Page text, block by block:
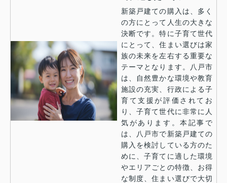
新築戸建ての購入は、多く
の方にとって人生の大きな
決断です。特に子育て世代
にとって、住まい選びは家
族の未来を左右する重要な
テーマとなります。八戸市
は、自然豊かな環境や教育
施設の充実、行政による子
育て支援が評価されてお
り、子育て世代に非常に人
気があります。本記事で
は、八戸市で新築戸建ての
購入を検討している方のた
めに、子育てに適した環境
やエリアごとの特徴、お得
な制度、住まい選びで大切